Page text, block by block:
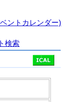
ントカレンダー)
検索